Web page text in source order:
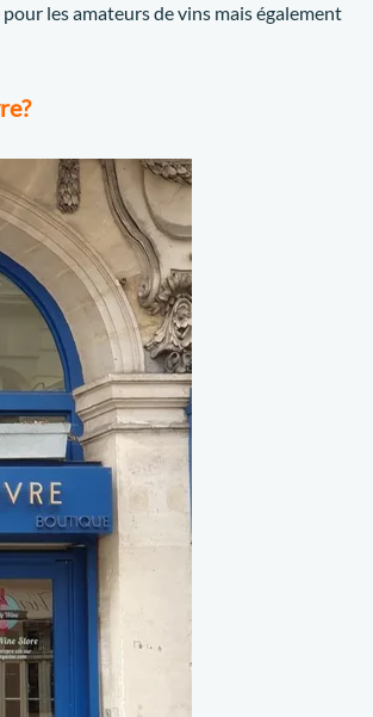
les amateurs de vins mais également